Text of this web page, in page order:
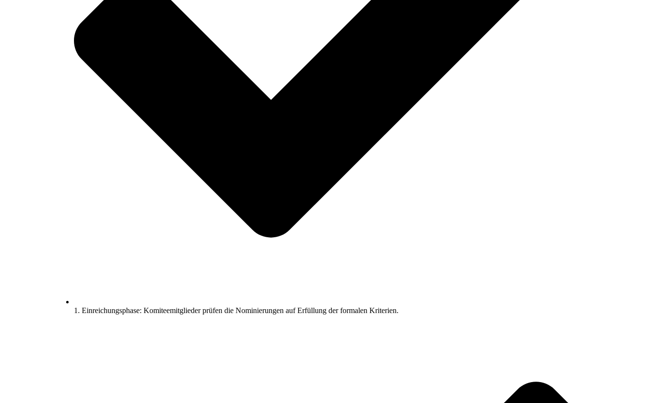
1. Einreichungsphase: Komiteemitglieder prüfen die Nominierungen auf Erfüllung der formalen Kriterien.